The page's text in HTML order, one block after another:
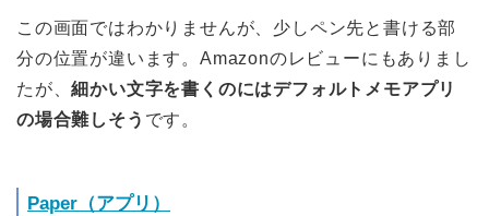
この画面ではわかりませんが、少しペン先と書ける部
分の位置が違います。Amazonのレビューにもありまし
たが、細かい文字を書くのにはデフォルトメモアプリ
の場合難しそう です。
Paper（アプリ）